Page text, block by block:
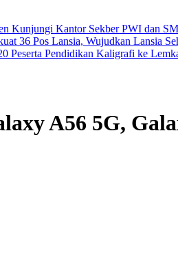
Kunjungi Kantor Sekber PWI dan
36 Pos Lansia, Wujudkan Lansia
Peserta Pendidikan Kaligrafi ke
A56 5G,